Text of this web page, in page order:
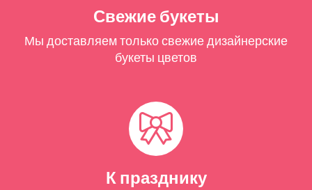
Свежие букеты
Мы доставляем только свежие дизайнерские
букеты цветов
К празднику